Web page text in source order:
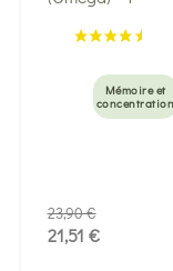
Mémoire et
concentration
23,90 €
21,51 €